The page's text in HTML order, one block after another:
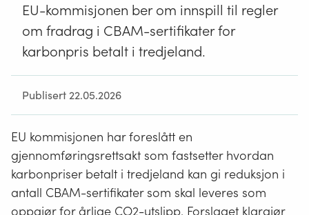
EU-kommisjonen ber om innspill til regler
om fradrag i CBAM-sertifikater for
karbonpris betalt i tredjeland.
Publisert 22.05.2026
EU kommisjonen har foreslått en
gjennomføringsrettsakt som fastsetter hvordan
karbonpriser betalt i tredjeland kan gi reduksjon i
antall CBAM-sertifikater som skal leveres som
oppgjør for årlige CO2-utslipp. Forslaget klargjør